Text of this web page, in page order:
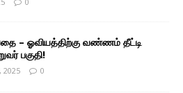
– ஓவியத்திற்கு வண்ணம் தீட்டி
பகுதி!
2025 0